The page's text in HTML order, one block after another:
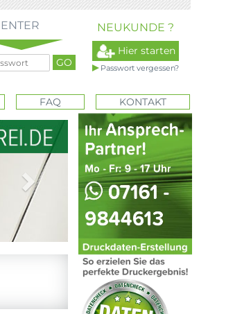
NEUKUNDE ?
Hier starten
Passwort vergessen?
FAQ KONTAKT
Next